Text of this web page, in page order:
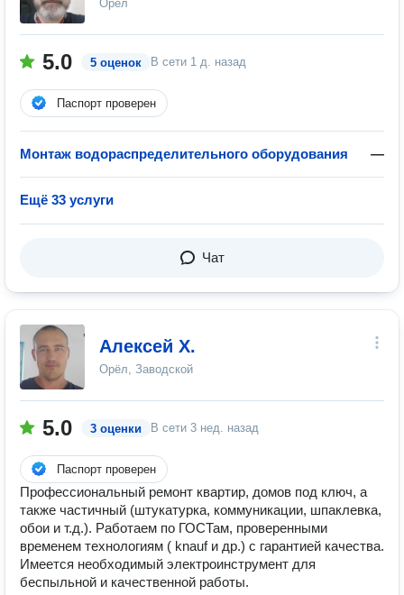
Орёл
5.0 5 оценок В сети 1 д. назад
Паспорт проверен
Монтаж водораспределительного оборудования —
Ещё 33 услуги
Чат
Алексей Х.
Орёл, Заводской
5.0 3 оценки В сети 3 нед. назад
Паспорт проверен
Профессиональный ремонт квартир, домов под ключ, а
также частичный (штукатурка, коммуникации, шпаклевка,
обои и т.д.). Работаем по ГОСТам, проверенными
временем технологиям ( knauf и др.) с гарантией качества.
Имеется необходимый электроинструмент для
беспыльной и качественной работы.